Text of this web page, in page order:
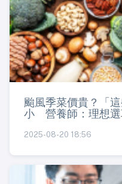
颱風季菜價貴？「
小 營養師：理想選
2025-08-20 18:56